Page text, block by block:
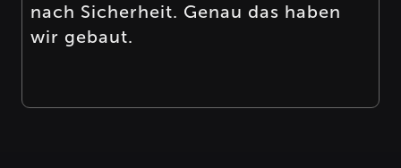
nach Sicherheit. Genau das haben
wir gebaut.